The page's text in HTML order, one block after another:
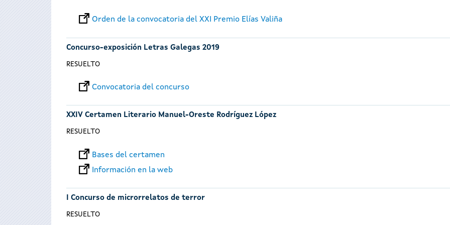
Orden de la convocatoria del XXI Premio Elías Valiña
Concurso-exposición Letras Galegas 2019
RESUELTO
Convocatoria del concurso
XXIV Certamen Literario Manuel-Oreste Rodríguez López
RESUELTO
Bases del certamen
Información en la web
I Concurso de microrrelatos de terror
RESUELTO